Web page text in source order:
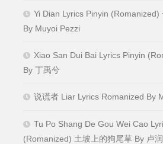
Yi Dian Lyrics Pinyin (Romanized)
By Muyoi Pezzi
Xiao San Dui Bai Lyrics Pinyin
By 丁禹兮
说谎者 Liar Lyrics Romanized By
Tu Po Shang De Gou Wei Cao
(Romanized) 土坡上的狗尾草 By 卢